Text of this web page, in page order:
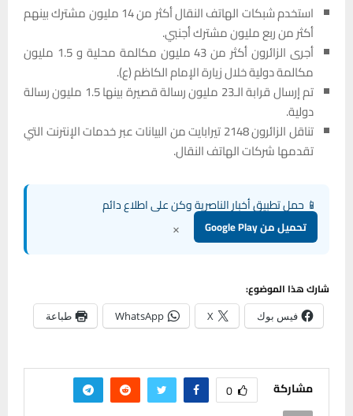
استخدم شبكات الهاتف النقال أكثر من 14 مليون مشترك بينهم
أكثر من ربع مليون مشترك أجنبي.
أجرى الزائرون أكثر من 43 مليون مكالمة محلية و 1.5 مليون
مكالمة دولية خلال زيارة الإمام الكاظم (ع).
تم إرسال قرابة الـ23 مليون رسالة قصيرة بينها 1.5 مليون رسالة
دولية.
تناقل الزائرون 2148 تيرابايت من البيانات عبر خدمات الإنترنت التي
تقدمها شركات الهاتف النقال.
📱 حمل تطبيق أخبار الناصرية وكن على اطلاع دائم
تحميل من Google Play ×
شارك هذا الموضوع:
فيس بوك X
WhatsApp طباعة
مشاركة 0